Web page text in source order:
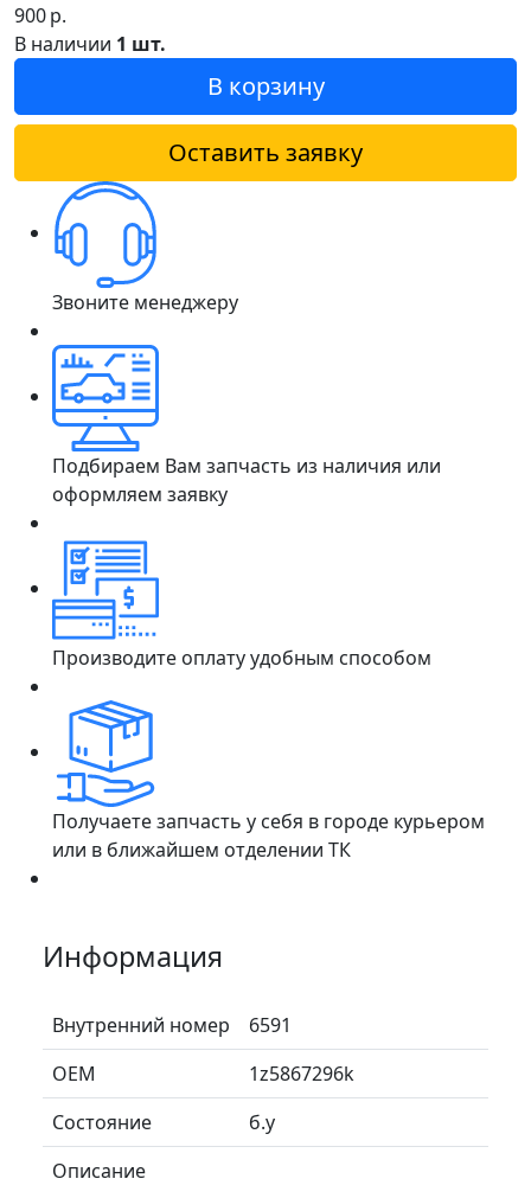
900р.
В наличии 1 шт.
В корзину
Оставить заявку
Звоните менеджеру
Подбираем Вам запчасть из наличия или
оформляем заявку
Производите оплату удобным способом
Получаете запчасть у себя в городе курьером
или в ближайшем отделении ТК
Информация
Внутренний номер
6591
ОЕМ
1z5867296k
Состояние
б.у
Описание